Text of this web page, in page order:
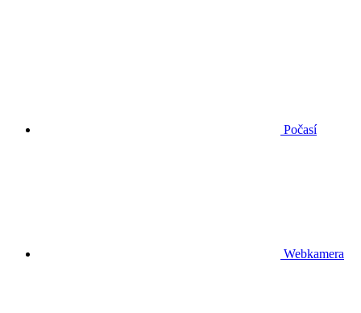
Počasí
Webkamera